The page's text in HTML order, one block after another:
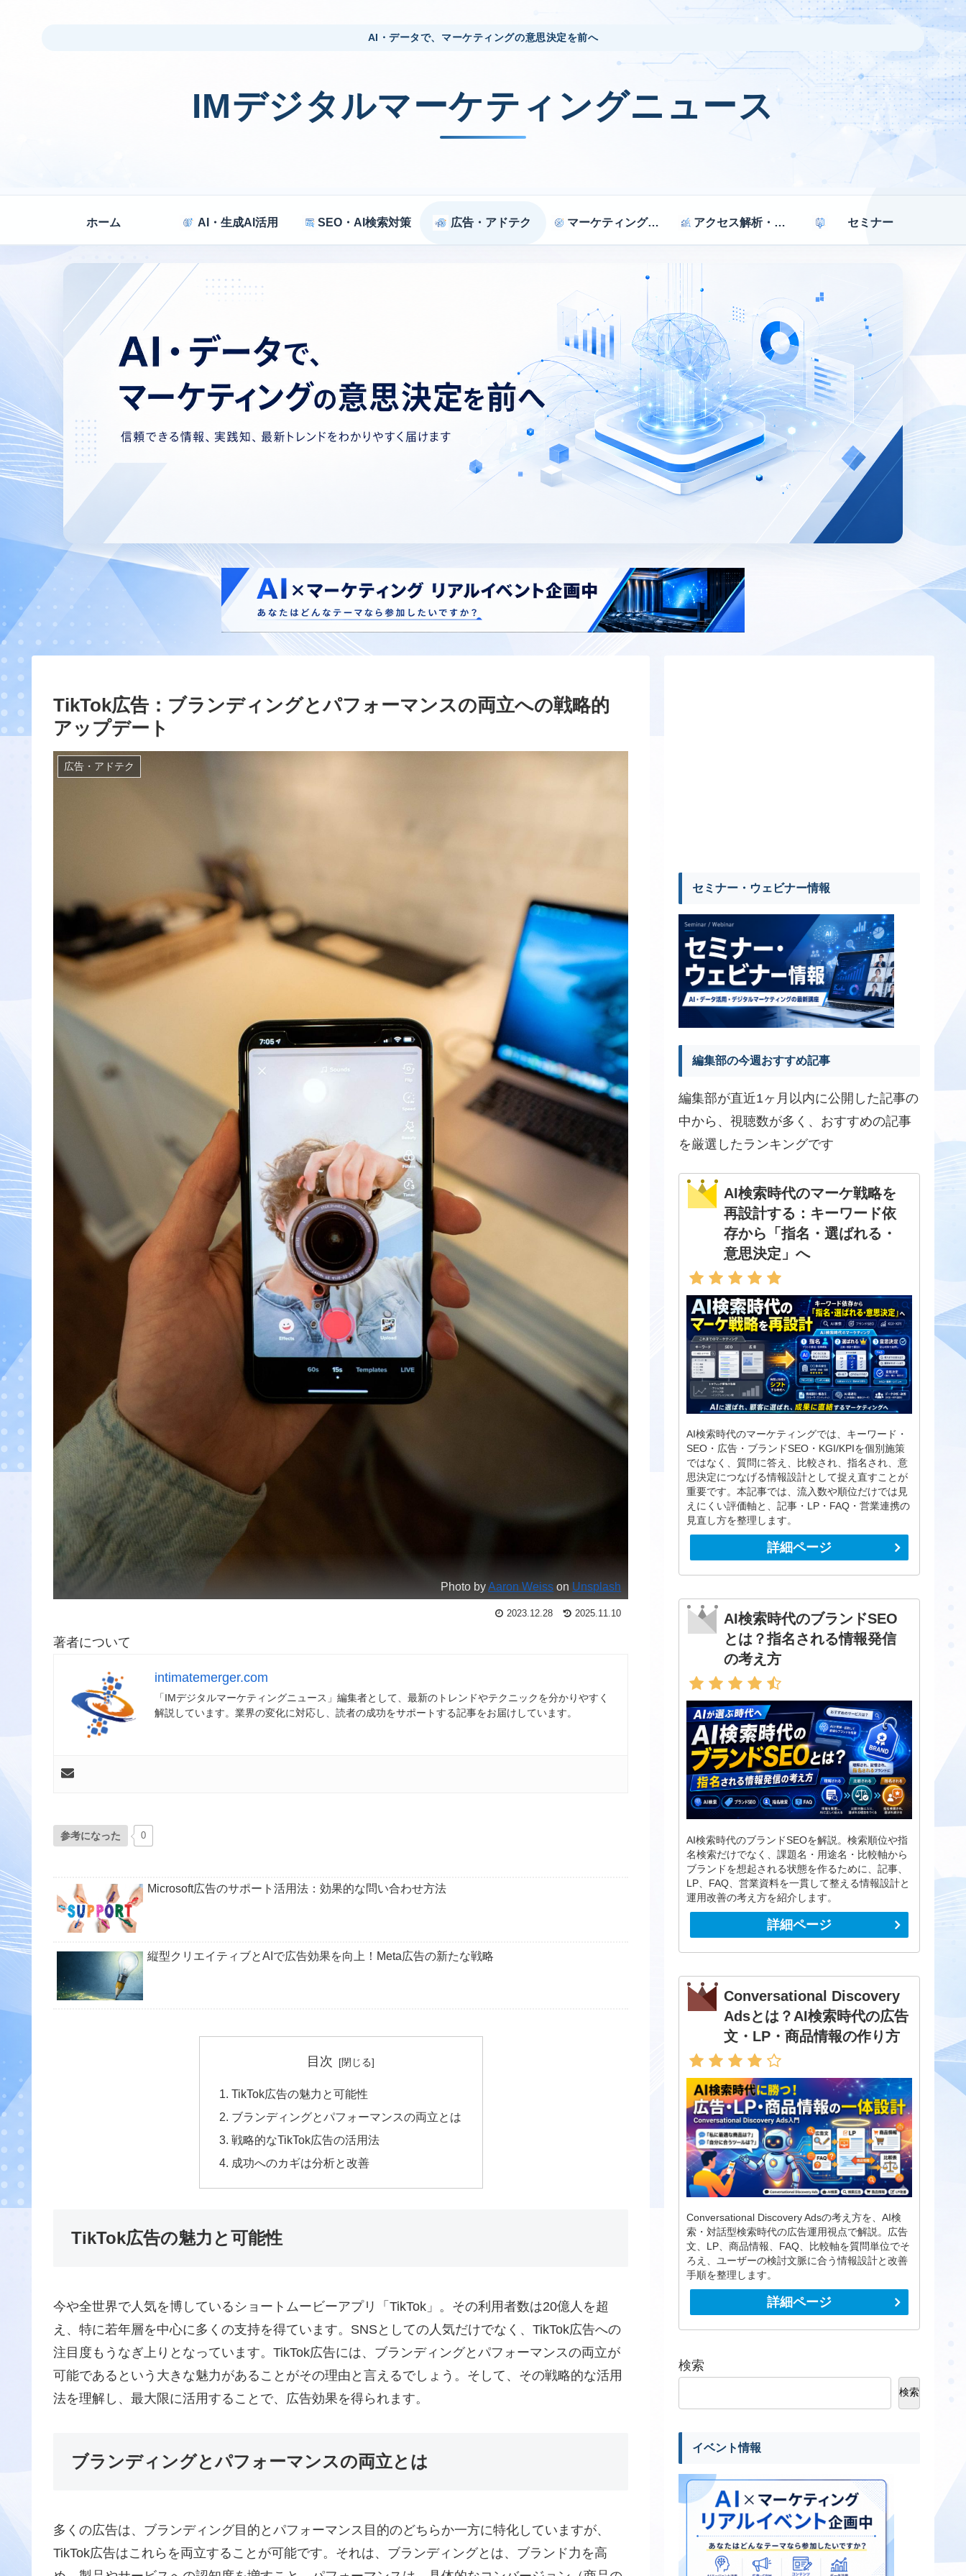
AI・データで、マーケティングの意思決定を前へ
IMデジタルマーケティングニュース
ホーム AI・生成AI活用 SEO・AI検索対策 広告・アドテク マーケティング戦略 アクセス解析・効果測定 セミナー
TikTok広告：ブランディングとパフォーマンスの両立への戦略的
アップデート
広告・アドテク
Photo by Aaron Weiss on Unsplash
2023.12.28 2025.11.10
著者について
intimatemerger.com
「IMデジタルマーケティングニュース」編集者として、最新のトレンドやテクニックを分かりやすく
解説しています。業界の変化に対応し、読者の成功をサポートする記事をお届けしています。
参考になった 0
Microsoft広告のサポート活用法：効果的な問い合わせ方法
縦型クリエイティブとAIで広告効果を向上！Meta広告の新たな戦略
目次
TikTok広告の魅力と可能性
ブランディングとパフォーマンスの両立とは
戦略的なTikTok広告の活用法
成功へのカギは分析と改善
TikTok広告の魅力と可能性
今や全世界で人気を博しているショートムービーアプリ「TikTok」。その利用者数は20億人を超
え、特に若年層を中心に多くの支持を得ています。SNSとしての人気だけでなく、TikTok広告への
注目度もうなぎ上りとなっています。TikTok広告には、ブランディングとパフォーマンスの両立が
可能であるという大きな魅力があることがその理由と言えるでしょう。そして、その戦略的な活用
法を理解し、最大限に活用することで、広告効果を得られます。
ブランディングとパフォーマンスの両立とは
多くの広告は、ブランディング目的とパフォーマンス目的のどちらか一方に特化していますが、
TikTok広告はこれらを両立することが可能です。それは、ブランディングとは、ブランド力を高
セミナー・ウェビナー情報
編集部の今週おすすめ記事
編集部が直近1ヶ月以内に公開した記事の
中から、視聴数が多く、おすすめの記事
を厳選したランキングです
AI検索時代のマーケ戦略を
再設計する：キーワード依
存から「指名・選ばれる・
意思決定」へ
AI検索時代のマーケティングでは、キーワード・
SEO・広告・ブランドSEO・KGI/KPIを個別施策
ではなく、質問に答え、比較され、指名され、意
思決定につなげる情報設計として捉え直すことが
重要です。本記事では、流入数や順位だけでは見
えにくい評価軸と、記事・LP・FAQ・営業連携の
見直し方を整理します。
詳細ページ
AI検索時代のブランドSEO
とは？指名される情報発信
の考え方
AI検索時代のブランドSEOを解説。検索順位や指
名検索だけでなく、課題名・用途名・比較軸から
ブランドを想起される状態を作るために、記事、
LP、FAQ、営業資料を一貫して整える情報設計と
運用改善の考え方を紹介します。
詳細ページ
Conversational Discovery
Adsとは？AI検索時代の広告
文・LP・商品情報の作り方
Conversational Discovery Adsの考え方を、AI検
索・対話型検索時代の広告運用視点で解説。広告
文、LP、商品情報、FAQ、比較軸を質問単位でそ
ろえ、ユーザーの検討文脈に合う情報設計と改善
手順を整理します。
詳細ページ
検索
検索
イベント情報